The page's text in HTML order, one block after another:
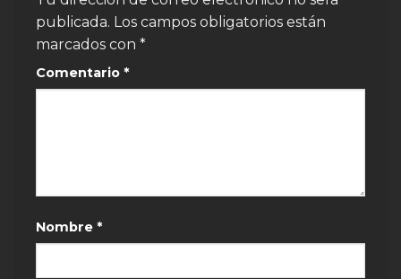
publicada. Los campos obligatorios están
marcados con *
Comentario *
Nombre *